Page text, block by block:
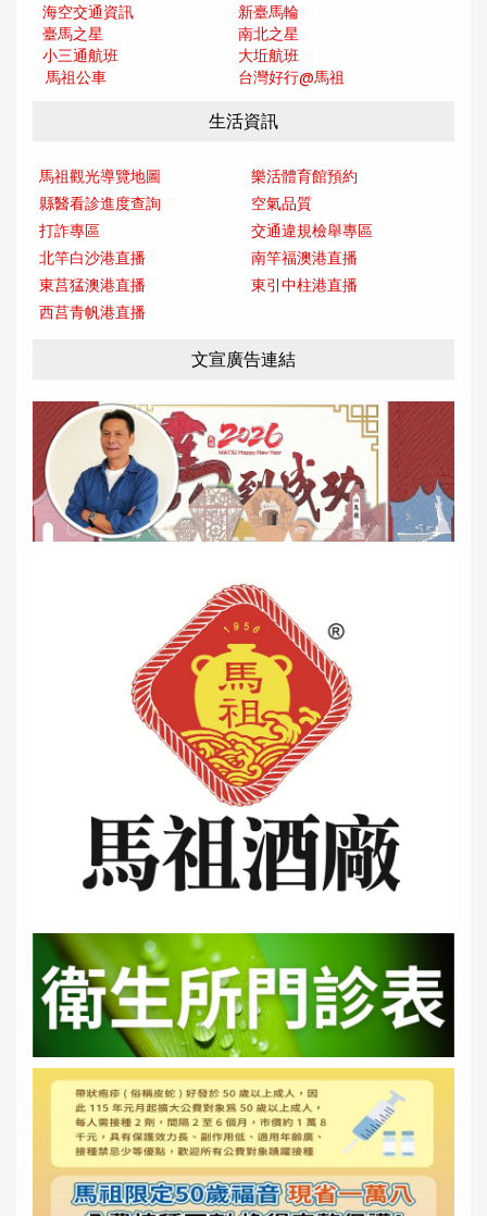
海空交通資訊
新臺馬輪
臺馬之星
南北之星
小三通航班
大坵航班
馬祖公車
台灣好行@馬祖
生活資訊
馬祖觀光導覽地圖
樂活體育館預約
縣醫看診進度查詢
空氣品質
打詐專區
交通違規檢舉專區
北竿白沙港直播
南竿福澳港直播
東莒猛澳港直播
東引中柱港直播
西莒青帆港直播
文宣廣告連結